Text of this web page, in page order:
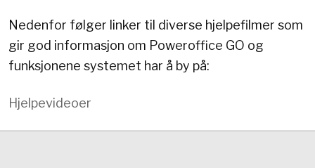
Nedenfor følger linker til diverse hjelpefilmer som
gir god informasjon om Poweroffice GO og
funksjonene systemet har å by på:
Hjelpevideoer